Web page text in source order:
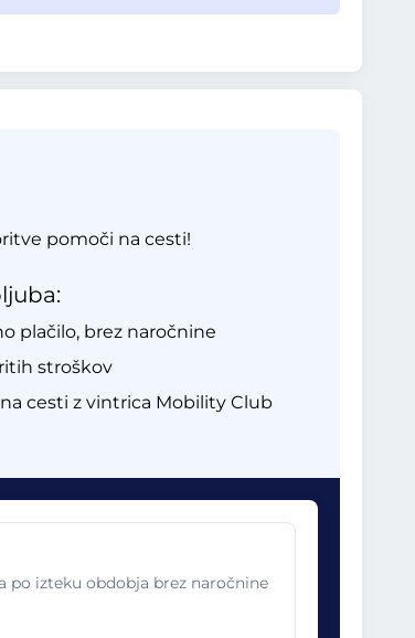
pomoči na cesti!
plačilo, brez naročnine
stroškov
cesti z vintrica Mobility Club
po izteku obdobja brez naročnine